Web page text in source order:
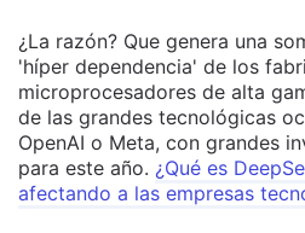
¿La razón? Que genera una
'híper dependencia' de los
microprocesadores de alta
de las grandes tecnológicas
OpenAI o Meta, con grandes
para este año. ¿Qué es
afectando a las empresas